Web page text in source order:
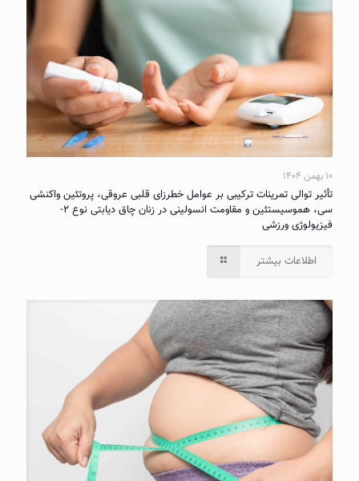
۱۰ بهمن ۱۴۰۴
تأثیر توالی تمرینات ترکیبی بر عوامل خطرزای قلبی عروقی، پروتئین واکنشی
سی، هموسیستئین و مقاومت انسولینی در زنان چاق دیابتی نوع ۲-
فیزیولوژی ورزشی
اطلاعات بیشتر